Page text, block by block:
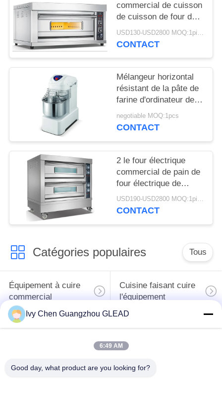
DEMANDEZ
UN DEVIS
PLAN
PRIVACY
POLICY
commercial de cuisson
de cuisson de four de
gaz de four commercial
électrique de pizza
USD130-USD2800 MOQ:1piece
CONTACT
Mélangeur horizontal
résistant de la pâte de
farine d'ordinateur de
four commercial micro
de cuisson
negotiable MOQ:1pcs
CONTACT
2 le four électrique
commercial de pain de
four électrique de
Baker de casserole de
la plate-forme 4 libère
USD190-USD2800 MOQ:1piece
CONTACT
Catégories populaires Tous
Équipement à cuire
commercial
Cuisine faisant cuire
l'équipement
Machines de
denrées alimentaires
alimentaires
Ivy Chen Guangzhou GLEAD
6:49 AM
Good day, what product are you looking for?